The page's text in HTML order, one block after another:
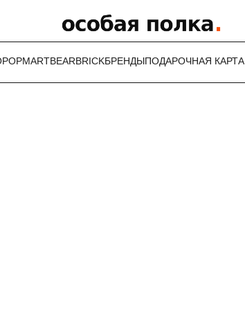
POPMARTBEARBRICKБРЕНДЫПОДАРОЧНАЯ КАРТА